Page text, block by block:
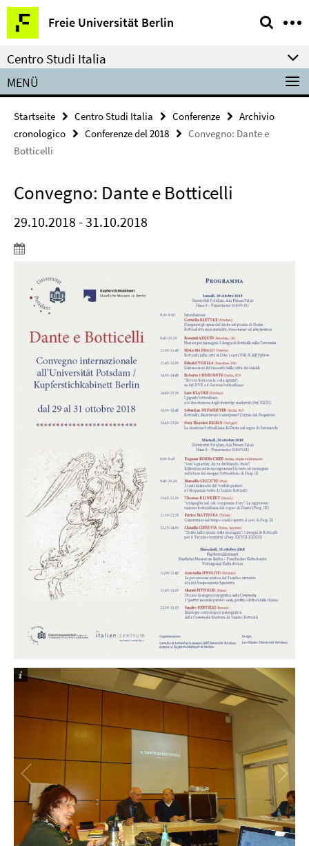
Springe
direkt
zu
Inhalt
Freie Universität Berlin
Service-
Navigation
Centro Studi Italia
MENÜ
Startseite Centro Studi Italia Conferenze
Archivio
cronologico
Conferenze del 2018
Convegno: Dante e
Botticelli
Convegno: Dante e Botticelli
29.10.2018 - 31.10.2018